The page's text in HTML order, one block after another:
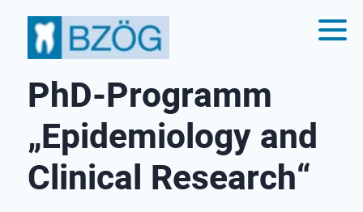
PhD-Programm
„Epidemiology and
Clinical Research“